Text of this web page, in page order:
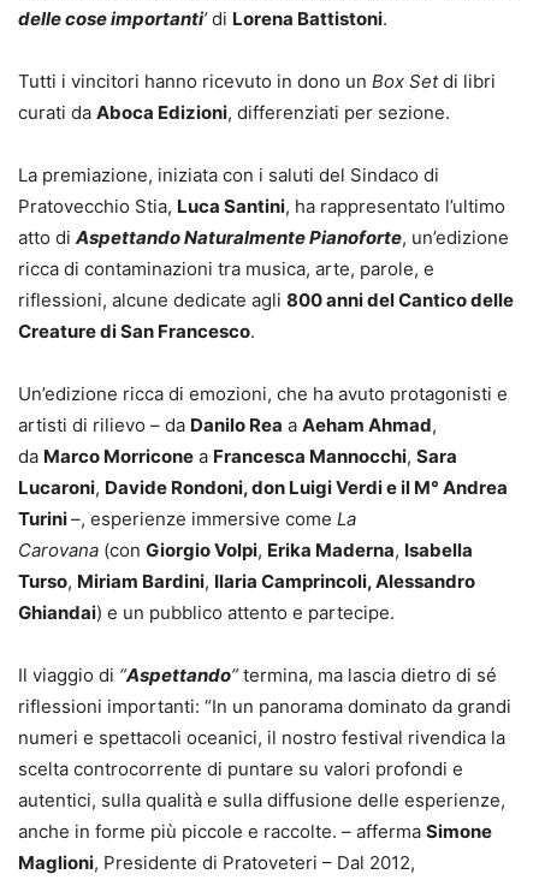
delle cose importanti’di Lorena Battistoni.
Tutti i vincitori hanno ricevuto in dono un Box Setdi libri
curati da Aboca Edizioni, differenziati per sezione.
La premiazione, iniziata con i saluti del Sindaco di
Pratovecchio Stia, Luca Santini, ha rappresentato l’ultimo
atto di Aspettando Naturalmente Pianoforte, un’edizione
ricca di contaminazioni tra musica, arte, parole, e
riflessioni, alcune dedicate agli 800 anni del Cantico delle
Creature di San Francesco.
Un’edizione ricca di emozioni, che ha avuto protagonisti e
artisti di rilievo – da Danilo Rea a Aeham Ahmad,
da Marco Morricone a Francesca Mannocchi, Sara
Lucaroni, Davide Rondoni, don Luigi Verdi e il M° Andrea
Turini–, esperienze immersive come La
Carovana (con Giorgio Volpi, Erika Maderna, Isabella
Turso, Miriam Bardini, Ilaria Camprincoli, Alessandro
Ghiandai) e un pubblico attento e partecipe.
Il viaggio di “Aspettando” termina, ma lascia dietro di sé
riflessioni importanti: “In un panorama dominato da grandi
numeri e spettacoli oceanici, il nostro festival rivendica la
scelta controcorrente di puntare su valori profondi e
autentici, sulla qualità e sulla diffusione delle esperienze,
anche in forme più piccole e raccolte. – afferma Simone
Maglioni, Presidente di Pratoveteri – Dal 2012,